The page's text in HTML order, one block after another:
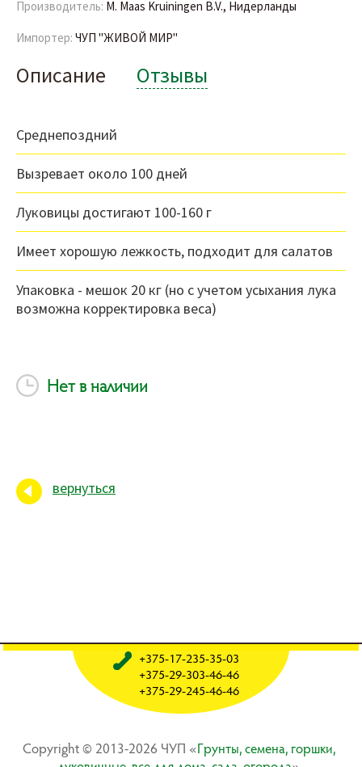
Производитель: M. Maas Kruiningen B.V., Нидерланды
Импортер: ЧУП "ЖИВОЙ МИР"
Описание Отзывы
Среднепоздний
Вызревает около 100 дней
Луковицы достигают 100-160 г
Имеет хорошую лежкость, подходит для салатов
Упаковка - мешок 20 кг (но с учетом усыхания лука
возможна корректировка веса)
Нет в наличии
вернуться
Copyright © 2013-2026 ЧУП «Гpyнты, ceмeнa, гopшки,
+375-17-235-35-03
+375-29-303-46-46
+375-29-245-46-46